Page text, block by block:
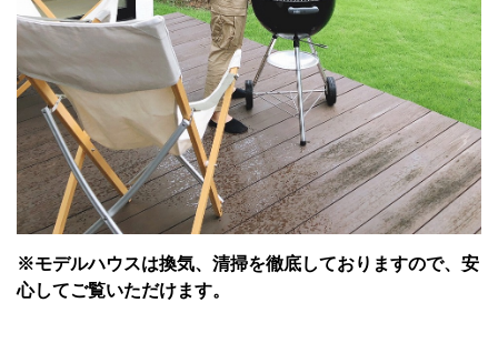
※モデルハウスは換気、清掃を徹底しておりますので、安
心してご覧いただけます。